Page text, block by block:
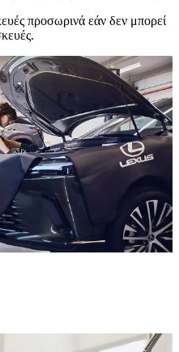
προσωρινά εάν δεν μπορεί